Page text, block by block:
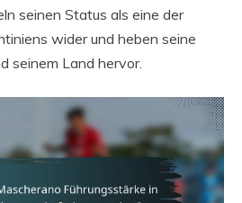
seinen Status als eine der
wider und heben seine
seinem Land hervor.